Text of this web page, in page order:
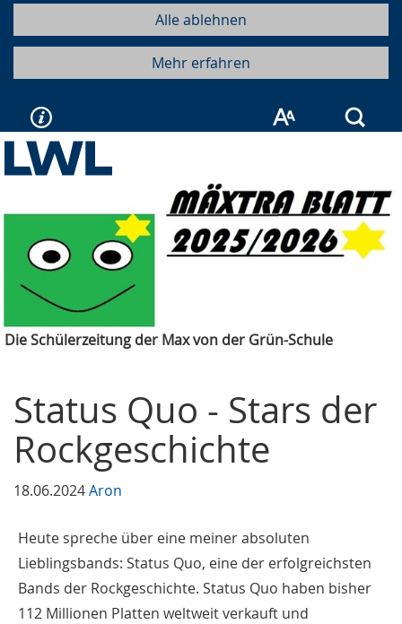
Alle ablehnen
Mehr erfahren
Die Schülerzeitung der Max von der Grün-Schule
Status Quo - Stars der
Rockgeschichte
18.06.2024Aron
Heute spreche über eine meiner absoluten
Lieblingsbands: Status Quo, eine der erfolgreichsten
Bands der Rockgeschichte. Status Quo haben bisher
112 Millionen Platten weltweit verkauft und